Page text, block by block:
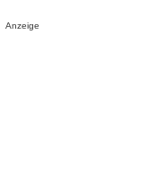
Anzeige